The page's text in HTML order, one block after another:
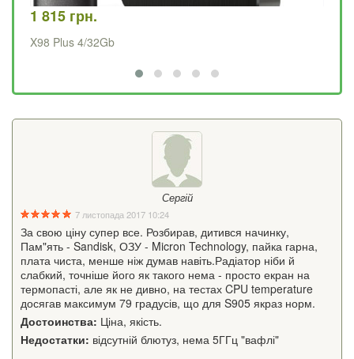
1 815 грн.
X98 Plus 4/32Gb
Сергій
7 листопада 2017 10:24
За свою ціну супер все. Розбирав, дитився начинку,
Пам"ять - Sandisk, ОЗУ - Micron Technology, пайка гарна,
плата чиста, менше ніж думав навіть.Радіатор ніби й
слабкий, точніше його як такого нема - просто екран на
термопасті, але як не дивно, на тестах CPU temperature
досягав максимум 79 градусів, що для S905 якраз норм.
Достоинства: Ціна, якість.
Недостатки: відсутній блютуз, нема 5ГГц "вафлі"